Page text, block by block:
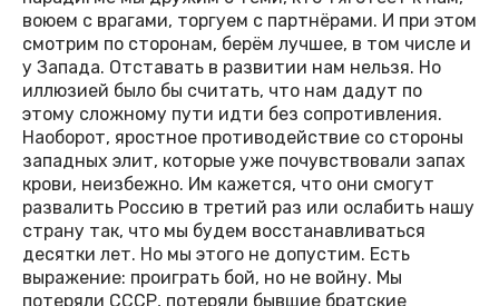
воюем с врагами, торгуем с партнёрами. И при этом
смотрим по сторонам, берём лучшее, в том числе и
у Запада. Отставать в развитии нам нельзя. Но
иллюзией было бы считать, что нам дадут по
этому сложному пути идти без сопротивления.
Наоборот, яростное противодействие со стороны
западных элит, которые уже почувствовали запах
крови, неизбежно. Им кажется, что они смогут
развалить Россию в третий раз или ослабить нашу
страну так, что мы будем восстанавливаться
десятки лет. Но мы этого не допустим. Есть
выражение: проиграть бой, но не войну. Мы
потеряли СССР, потеряли бывшие братские